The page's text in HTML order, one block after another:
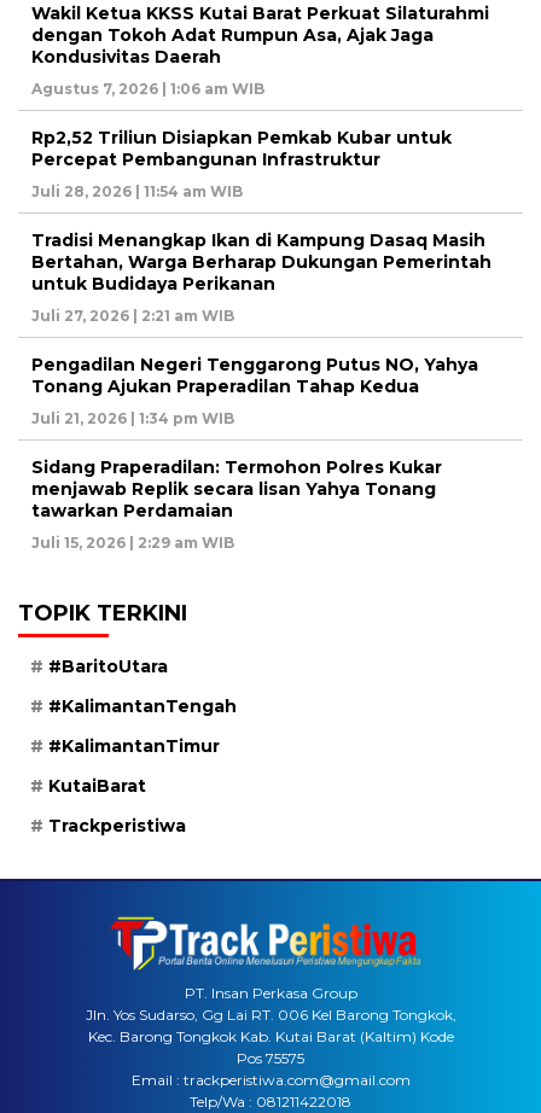
Wakil Ketua KKSS Kutai Barat Perkuat Silaturahmi
dengan Tokoh Adat Rumpun Asa, Ajak Jaga
Kondusivitas Daerah
Agustus 7, 2026 | 1:06 am WIB
Rp2,52 Triliun Disiapkan Pemkab Kubar untuk
Percepat Pembangunan Infrastruktur
Juli 28, 2026 | 11:54 am WIB
Tradisi Menangkap Ikan di Kampung Dasaq Masih
Bertahan, Warga Berharap Dukungan Pemerintah
untuk Budidaya Perikanan
Juli 27, 2026 | 2:21 am WIB
Pengadilan Negeri Tenggarong Putus NO, Yahya
Tonang Ajukan Praperadilan Tahap Kedua
Juli 21, 2026 | 1:34 pm WIB
Sidang Praperadilan: Termohon Polres Kukar
menjawab Replik secara lisan Yahya Tonang
tawarkan Perdamaian
Juli 15, 2026 | 2:29 am WIB
TOPIK TERKINI
#BaritoUtara
#KalimantanTengah
#KalimantanTimur
KutaiBarat
Trackperistiwa
PT. Insan Perkasa Group
Jln. Yos Sudarso, Gg Lai RT. 006 Kel Barong Tongkok,
Kec. Barong Tongkok Kab. Kutai Barat (Kaltim) Kode
Pos 75575
Email : trackperistiwa.com@gmail.com
Telp/Wa : 081211422018